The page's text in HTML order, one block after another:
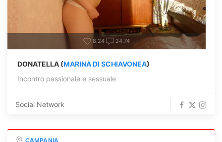
8.24 24.74
DONATELLA (MARINA DI SCHIAVONEA)
Incontro passionale e sessuale
Social Network
CAMPANIA